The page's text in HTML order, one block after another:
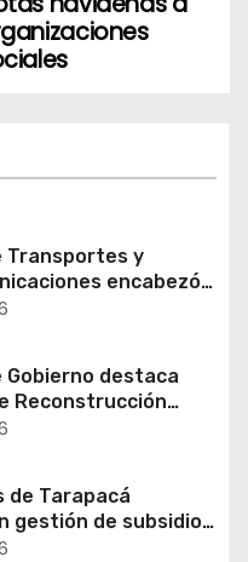
Transportes y
encabezó
de coordinación
de cables en
Gobierno destaca
Reconstrucción
la inversión
en Tarapacá
de Tarapacá
gestión de subsidios
en jornada